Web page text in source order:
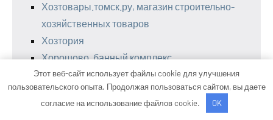
Хозтовары.томск.ру, магазин строительно-
хозяйственных товаров
Хозтория
Хорошово, банный комплекс
Центр АвтоСвета
Чемпион, база отдыха
Чистопрудные купели, русская баня
Этот веб-сайт использует файлы cookie для улучшения
пользовательского опыта. Продолжая пользоваться сайтом, вы даете
согласие на использование файлов cookie.
OK